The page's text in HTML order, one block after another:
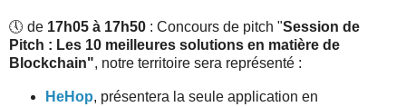
🕔 de 17h05 à 17h50 : Concours de pitch "Session de
Pitch : Les 10 meilleures solutions en matière de
Blockchain", notre territoire sera représenté :
HeHop, présentera la seule application en